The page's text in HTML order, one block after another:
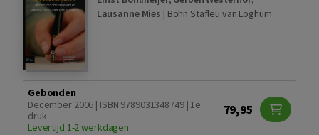
Lausanne Mies | Bohn Stafleu van Loghum
Gebonden
December 2006 | ISBN 9789031348749 | 1e
druk
Levertijd 1-2 werkdagen
79,95